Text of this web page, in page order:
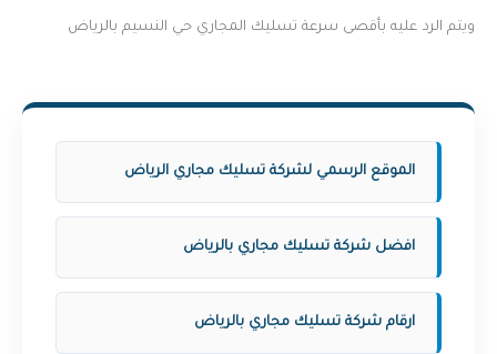
ويتم الرد عليه بأقصى سرعة تسليك المجاري حي النسيم بالرياض
الموقع الرسمي لشركة تسليك مجاري الرياض
افضل شركة تسليك مجاري بالرياض
ارقام شركة تسليك مجاري بالرياض